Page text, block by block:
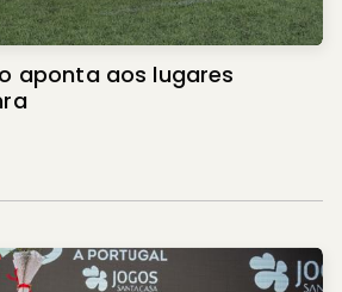
aponta aos lugares